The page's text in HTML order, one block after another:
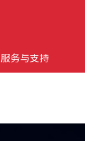
服务与支持